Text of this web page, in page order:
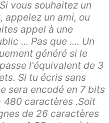
vous souhaitez un
appelez un ami, ou
appel à une
... Pas que .... Un
généré si le
l'équivalent de 3
Si tu écris sans
sera encodé en 7 bits
caractères .Soit
de 26 caractères